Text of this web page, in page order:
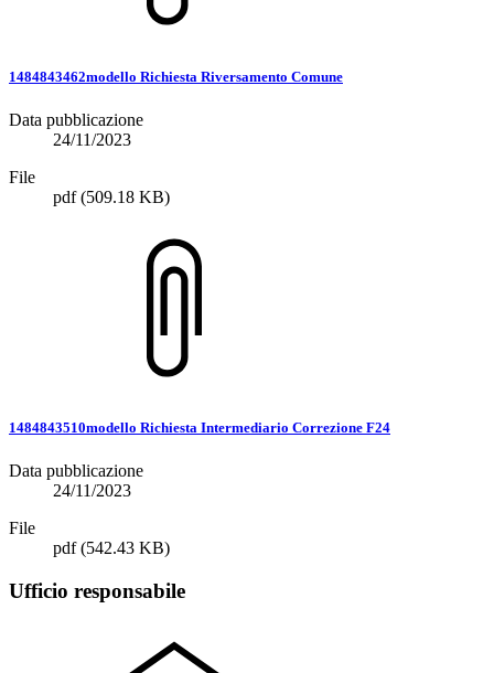
1484843462modello Richiesta Riversamento Comune
Data pubblicazione
24/11/2023
File
pdf(509.18 KB)
1484843510modello Richiesta Intermediario Correzione F24
Data pubblicazione
24/11/2023
File
pdf(542.43 KB)
Ufficio responsabile